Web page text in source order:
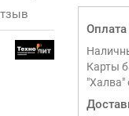
Оплата
Карты
"Халва"